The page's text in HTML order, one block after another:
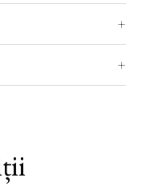
• MARIUS CHIVU
• MIHAl
ANCA
PREDA •
TABACU •